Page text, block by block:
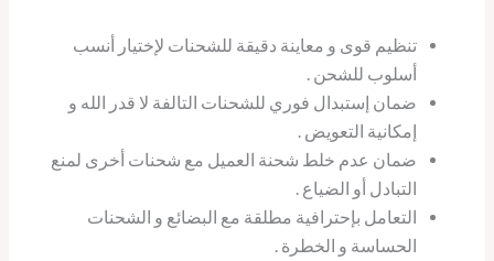
تنظيم قوى و معاينة دقيقة للشحنات لإختيار أنسب
أسلوب للشحن .
ضمان إستبدال فوري للشحنات التالفة لا قدر الله و
إمكانية التعويض .
ضمان عدم خلط شحنة العميل مع شحنات أخرى لمنع
التبادل أو الضياع .
التعامل بإحترافية مطلقة مع البضائع و الشحنات
الحساسة و الخطرة .